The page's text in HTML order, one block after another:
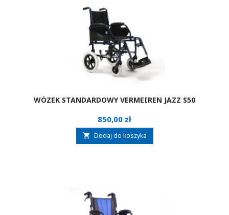
WÓZEK STANDARDOWY VERMEIREN JAZZ S50
Cena
850,00 zł
 Dodaj do koszyka